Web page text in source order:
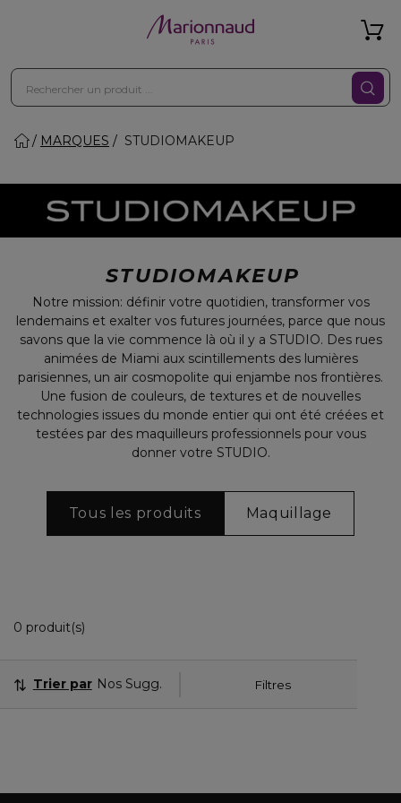
MARQUES STUDIOMAKEUP
STUDIOMAKEUP
Notre mission: définir votre quotidien, transformer vos
lendemains et exalter vos futures journées, parce que nous
savons que la vie commence là où il y a STUDIO. Des rues
animées de Miami aux scintillements des lumières
parisiennes, un air cosmopolite qui enjambe nos frontières.
Une fusion de couleurs, de textures et de nouvelles
technologies issues du monde entier qui ont été créées et
testées par des maquilleurs professionnels pour vous
donner votre STUDIO.
Tous les produits Maquillage
0 produit(s)
Filtres
Trier par Nos Suggestions